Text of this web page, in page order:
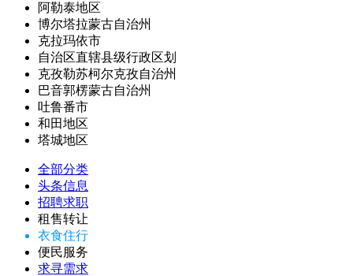
阿勒泰地区
博尔塔拉蒙古自治州
克拉玛依市
自治区直辖县级行政区划
克孜勒苏柯尔克孜自治州
巴音郭楞蒙古自治州
吐鲁番市
和田地区
塔城地区
全部分类
头条信息
招聘求职
租售转让
衣食住行
便民服务
求寻需求